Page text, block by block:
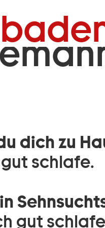
dich zu
schlafe.
gut